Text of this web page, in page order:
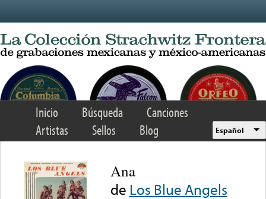
Inicio Búsqueda
Canciones
Artistas
Sellos Blog Español
Ana
de Los Blue Angels